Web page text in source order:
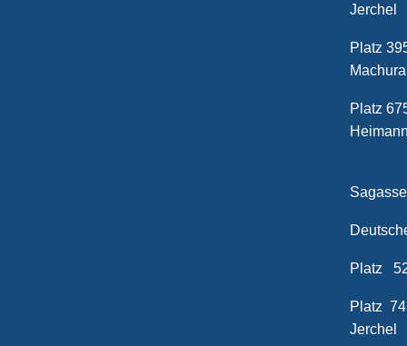
Jerchel
Platz
Machura
Platz
Platz
Platz
Jerchel